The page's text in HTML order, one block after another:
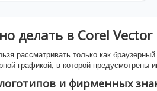
делать в Corel Vector
рассматривать только как
графикой, в которой предусмотрены
и фирменных